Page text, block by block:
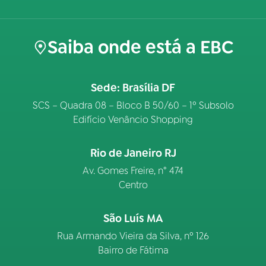
Saiba onde está a EBC
Sede: Brasília DF
SCS – Quadra 08 – Bloco B 50/60 – 1º Subsolo
Edifício Venâncio Shopping
Rio de Janeiro RJ
Av. Gomes Freire, n° 474
Centro
São Luís MA
Rua Armando Vieira da Silva, nº 126
Bairro de Fátima